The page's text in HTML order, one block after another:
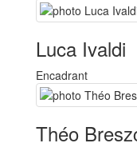
Luca Ivaldi
Encadrant
Théo